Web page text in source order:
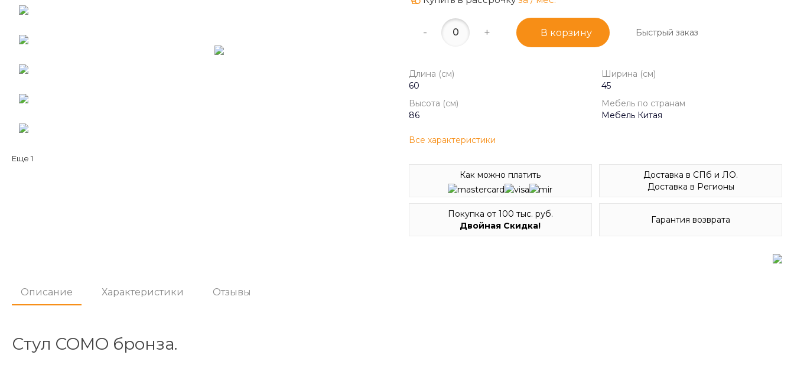
Еще 1
- + В корзину Быстрый заказ
Длина (см)
60
Ширина (см)
45
Высота (см)
86
Мебель по странам
Мебель Китая
Все характеристики
Как можно платить
Доставка в СПб и ЛО.
Доставка в Регионы
Покупка от 100 тыс. руб.
Двойная Скидка!
Гарантия возврата
Описание Характеристики Отзывы
Стул COMO бронза.